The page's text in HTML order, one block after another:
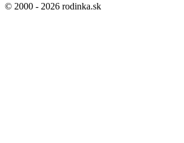
© 2000 - 2026 rodinka.sk